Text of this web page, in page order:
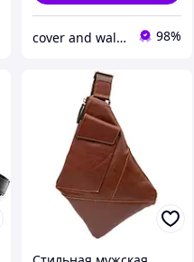
cover and wallet (обкладинка і гаманець) 98%